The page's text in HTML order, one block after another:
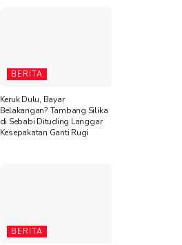
BERITA
Keruk Dulu, Bayar
Belakangan? Tambang Silika
di Sebabi Dituding Langgar
Kesepakatan Ganti Rugi
BERITA